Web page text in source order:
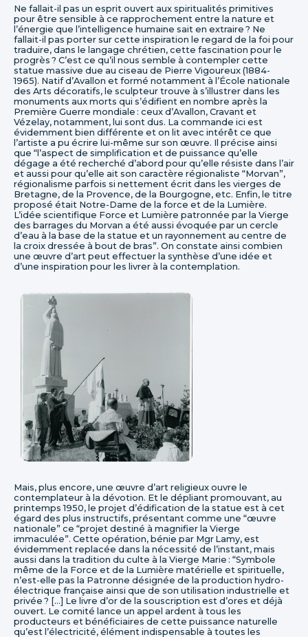
Ne fallait-il pas un esprit ouvert aux spiritualités primitives
pour être sensible à ce rapprochement entre la nature et
l’énergie que l’intelligence humaine sait en extraire ? Ne
fallait-il pas porter sur cette inspiration le regard de la foi pour
traduire, dans le langage chrétien, cette fascination pour le
progrès ? C’est ce qu’il nous semble à contempler cette
statue massive due au ciseau de Pierre Vigoureux (1884-
1965). Natif d’Avallon et formé notamment à l’École nationale
des Arts décoratifs, le sculpteur trouve à s’illustrer dans les
monuments aux morts qui s’édifient en nombre après la
Première Guerre mondiale : ceux d’Avallon, Cravant et
Vézelay, notamment, lui sont dus. La commande ici est
évidemment bien différente et on lit avec intérêt ce que
l’artiste a pu écrire lui-même sur son œuvre. Il précise ainsi
que “l’aspect de simplification et de puissance qu’elle
dégage a été recherché d’abord pour qu’elle résiste dans l’air
et aussi pour qu’elle ait son caractère régionaliste “Morvan”,
régionalisme parfois si nettement écrit dans les vierges de
Bretagne, de la Provence, de la Bourgogne, etc. Enfin, le titre
proposé était Notre-Dame de la force et de la Lumière.
L’idée scientifique Force et Lumière patronnée par la Vierge
des barrages du Morvan a été aussi évoquée par un cercle
d’eau à la base de la statue et un rayonnement au centre de
la croix dressée à bout de bras”. On constate ainsi combien
une œuvre d’art peut effectuer la synthèse d’une idée et
d’une inspiration pour les livrer à la contemplation.
Mais, plus encore, une œuvre d’art religieux ouvre le
contemplateur à la dévotion. Et le dépliant promouvant, au
printemps 1950, le projet d’édification de la statue est à cet
égard des plus instructifs, présentant comme une “œuvre
nationale” ce “projet destiné à magnifier la Vierge
immaculée”. Cette opération, bénie par Mgr Lamy, est
évidemment replacée dans la nécessité de l’instant, mais
aussi dans la tradition du culte à la Vierge Marie : “Symbole
même de la Force et de la Lumière matérielle et spirituelle,
n’est-elle pas la Patronne désignée de la production hydro-
électrique française ainsi que de son utilisation industrielle et
privée ? […] Le livre d’or de la souscription est d’ores et déjà
ouvert. Le comité lance un appel ardent à tous les
producteurs et bénéficiaires de cette puissance naturelle
qu’est l’électricité, élément indispensable à toutes les